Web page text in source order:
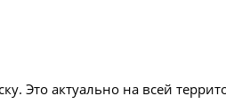
Это актуально на всей